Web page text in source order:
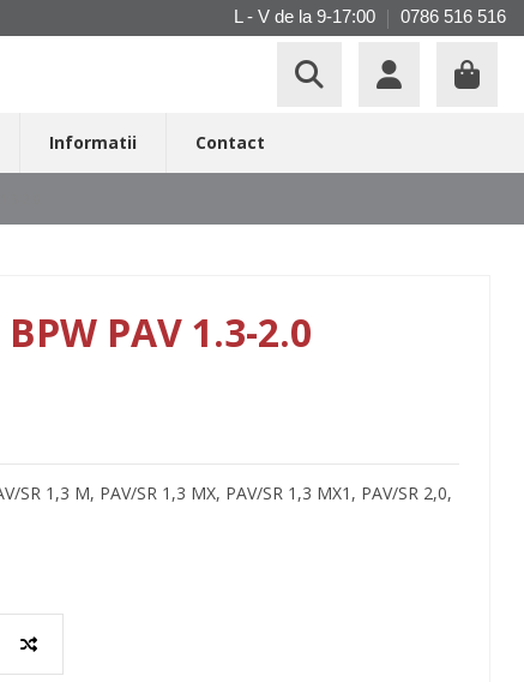
L - V de la 9-17:00 0786 516 516
Informatii Contact
PAV 1.3-2.0
1,3 M, PAV/SR 1,3 MX, PAV/SR 1,3 MX1, PAV/SR 2,0,